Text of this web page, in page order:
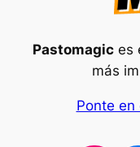
Pastomagic es
más
Ponte